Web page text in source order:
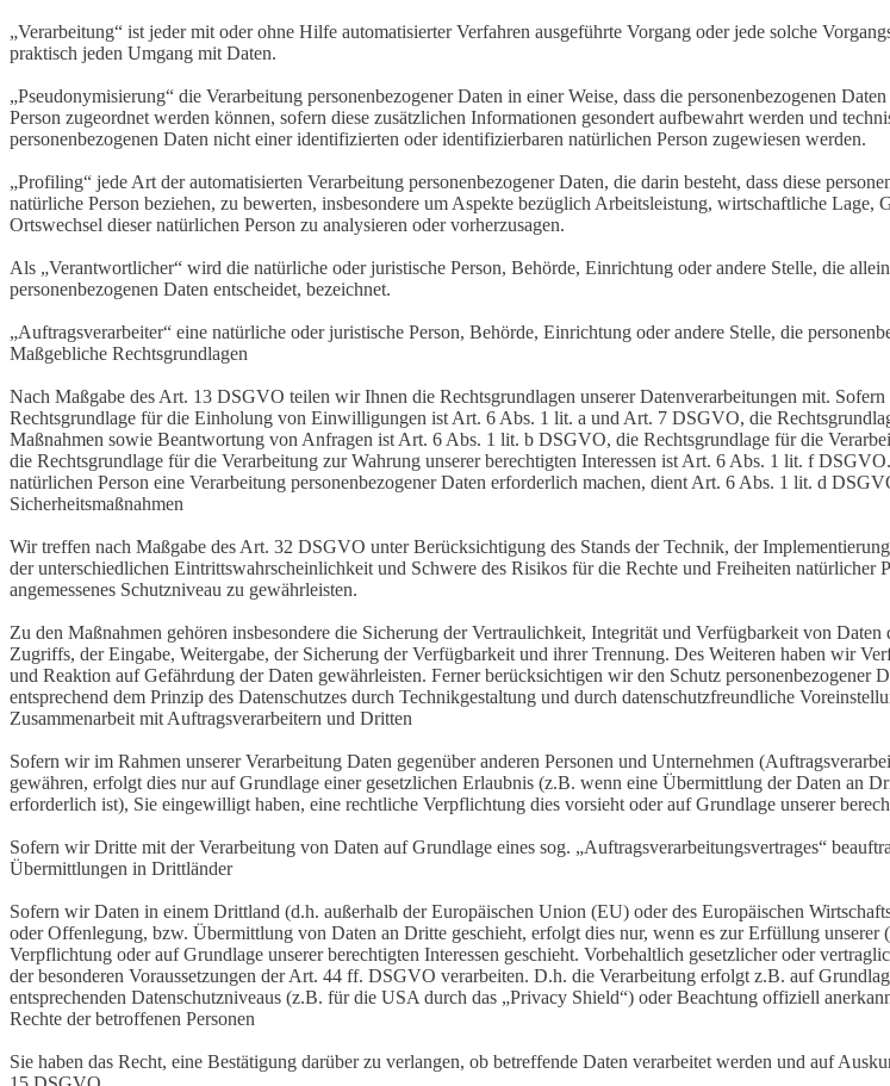
„Verarbeitung“ ist jeder mit oder ohne Hilfe automatisierter Verfahren ausgeführte Vorgang oder jede solche
praktisch jeden Umgang mit Daten.
„Pseudonymisierung“ die Verarbeitung personenbezogener Daten in einer Weise, dass die personenbezogenen
Person zugeordnet werden können, sofern diese zusätzlichen Informationen gesondert aufbewahrt werden und
personenbezogenen Daten nicht einer identifizierten oder identifizierbaren natürlichen Person zugewiesen werden.
„Profiling“ jede Art der automatisierten Verarbeitung personenbezogener Daten, die darin besteht, dass diese
natürliche Person beziehen, zu bewerten, insbesondere um Aspekte bezüglich Arbeitsleistung, wirtschaftliche
Ortswechsel dieser natürlichen Person zu analysieren oder vorherzusagen.
Als „Verantwortlicher“ wird die natürliche oder juristische Person, Behörde, Einrichtung oder andere Stelle, die
personenbezogenen Daten entscheidet, bezeichnet.
„Auftragsverarbeiter“ eine natürliche oder juristische Person, Behörde, Einrichtung oder andere Stelle, die
Maßgebliche Rechtsgrundlagen
Nach Maßgabe des Art. 13 DSGVO teilen wir Ihnen die Rechtsgrundlagen unserer Datenverarbeitungen mit.
Rechtsgrundlage für die Einholung von Einwilligungen ist Art. 6 Abs. 1 lit. a und Art. 7 DSGVO, die
Maßnahmen sowie Beantwortung von Anfragen ist Art. 6 Abs. 1 lit. b DSGVO, die Rechtsgrundlage für die
die Rechtsgrundlage für die Verarbeitung zur Wahrung unserer berechtigten Interessen ist Art. 6 Abs. 1 lit. f
natürlichen Person eine Verarbeitung personenbezogener Daten erforderlich machen, dient Art. 6 Abs. 1 lit. d
Sicherheitsmaßnahmen
Wir treffen nach Maßgabe des Art. 32 DSGVO unter Berücksichtigung des Stands der Technik, der
der unterschiedlichen Eintrittswahrscheinlichkeit und Schwere des Risikos für die Rechte und Freiheiten natürlicher
angemessenes Schutzniveau zu gewährleisten.
Zu den Maßnahmen gehören insbesondere die Sicherung der Vertraulichkeit, Integrität und Verfügbarkeit von
Zugriffs, der Eingabe, Weitergabe, der Sicherung der Verfügbarkeit und ihrer Trennung. Des Weiteren haben wir
und Reaktion auf Gefährdung der Daten gewährleisten. Ferner berücksichtigen wir den Schutz
entsprechend dem Prinzip des Datenschutzes durch Technikgestaltung und durch datenschutzfreundliche
Zusammenarbeit mit Auftragsverarbeitern und Dritten
Sofern wir im Rahmen unserer Verarbeitung Daten gegenüber anderen Personen und Unternehmen
gewähren, erfolgt dies nur auf Grundlage einer gesetzlichen Erlaubnis (z.B. wenn eine Übermittlung der Daten an
erforderlich ist), Sie eingewilligt haben, eine rechtliche Verpflichtung dies vorsieht oder auf Grundlage unserer
Sofern wir Dritte mit der Verarbeitung von Daten auf Grundlage eines sog. „Auftragsverarbeitungsvertrages“
Übermittlungen in Drittländer
Sofern wir Daten in einem Drittland (d.h. außerhalb der Europäischen Union (EU) oder des Europäischen
oder Offenlegung, bzw. Übermittlung von Daten an Dritte geschieht, erfolgt dies nur, wenn es zur Erfüllung
Verpflichtung oder auf Grundlage unserer berechtigten Interessen geschieht. Vorbehaltlich gesetzlicher oder
der besonderen Voraussetzungen der Art. 44 ff. DSGVO verarbeiten. D.h. die Verarbeitung erfolgt z.B. auf
entsprechenden Datenschutzniveaus (z.B. für die USA durch das „Privacy Shield“) oder Beachtung offiziell
Rechte der betroffenen Personen
Sie haben das Recht, eine Bestätigung darüber zu verlangen, ob betreffende Daten verarbeitet werden und auf